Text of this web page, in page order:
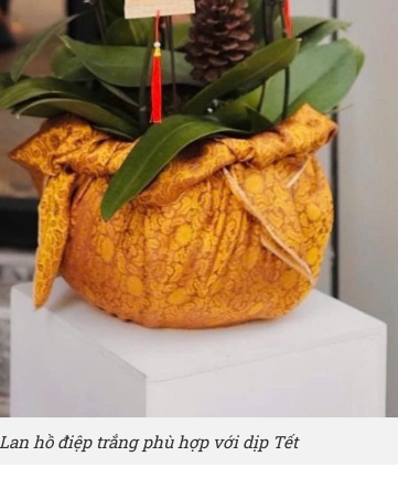
Lan hồ điệp trắng phù hợp với dịp Tết